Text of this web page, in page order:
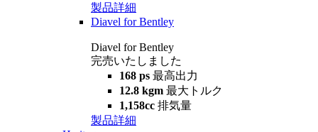
製品詳細
Diavel for Bentley
Diavel for Bentley
完売いたしました
168 ps 最高出力
12.8 kgm 最大トルク
1,158cc 排気量
製品詳細